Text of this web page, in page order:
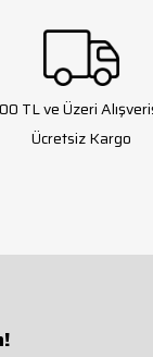
TL ve Üzeri
Ücretsiz Kargo